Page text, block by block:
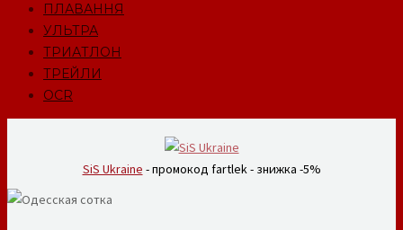
ПЛАВАННЯ
УЛЬТРА
ТРИАТЛОН
ТРЕЙЛИ
OCR
SiS Ukraine - промокод fartlek - знижка -5%